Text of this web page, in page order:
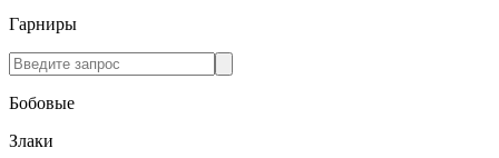
Гарниры
Бобовые
Злаки